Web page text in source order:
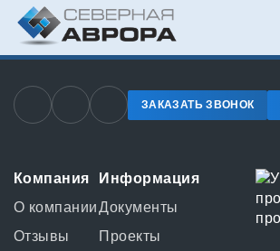
ЗАКАЗАТЬ ЗВОНОК
Компания
О компании
Отзывы
Информация
Документы
Проекты